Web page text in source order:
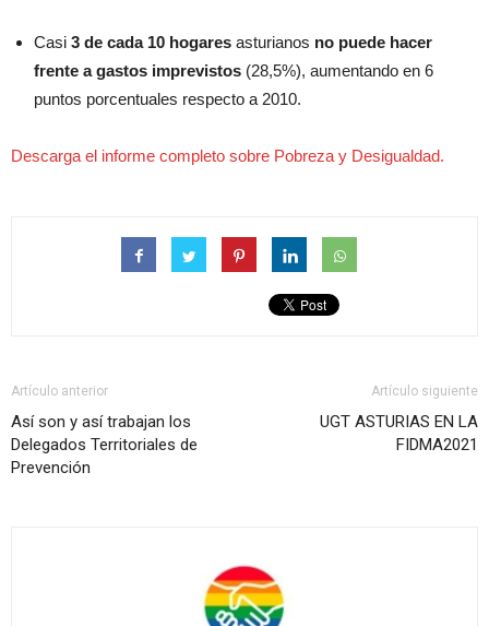
Casi 3 de cada 10 hogares asturianos no puede hacer
frente a gastos imprevistos (28,5%), aumentando en 6
puntos porcentuales respecto a 2010.
Descarga el informe completo sobre Pobreza y Desigualdad.
Artículo anterior
Así son y así trabajan los
Delegados Territoriales de
Prevención
Artículo siguiente
UGT ASTURIAS EN LA
FIDMA2021